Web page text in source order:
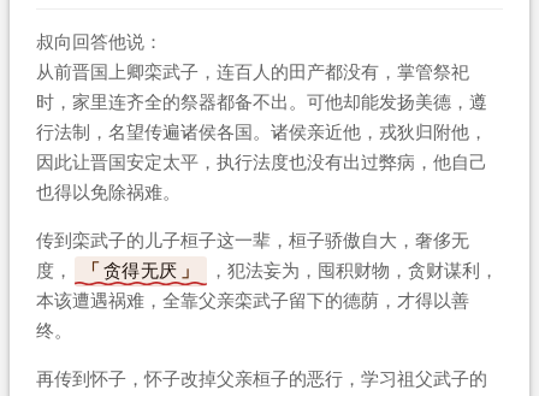
叔向回答他说：
从前晋国上卿栾武子，连百人的田产都没有，掌管祭祀
时，家里连齐全的祭器都备不出。可他却能发扬美德，遵
行法制，名望传遍诸侯各国。诸侯亲近他，戎狄归附他，
因此让晋国安定太平，执行法度也没有出过弊病，他自己
也得以免除祸难。
传到栾武子的儿子桓子这一辈，桓子骄傲自大，奢侈无
度，
贪得无厌
，犯法妄为，囤积财物，贪财谋利，
本该遭遇祸难，全靠父亲栾武子留下的德荫，才得以善
终。
再传到怀子，怀子改掉父亲桓子的恶行，学习祖父武子的